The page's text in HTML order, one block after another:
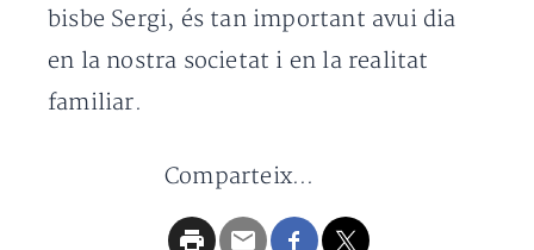
bisbe Sergi, és tan important avui dia
en la nostra societat i en la realitat
familiar.
Comparteix...